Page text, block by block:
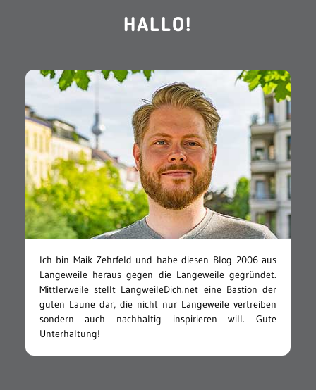
HALLO!
Ich bin Maik Zehrfeld und habe diesen Blog 2006 aus
Langeweile heraus gegen die Langeweile gegründet.
Mittlerweile stellt LangweileDich.net eine Bastion der
guten Laune dar, die nicht nur Langeweile vertreiben
sondern auch nachhaltig inspirieren will. Gute
Unterhaltung!